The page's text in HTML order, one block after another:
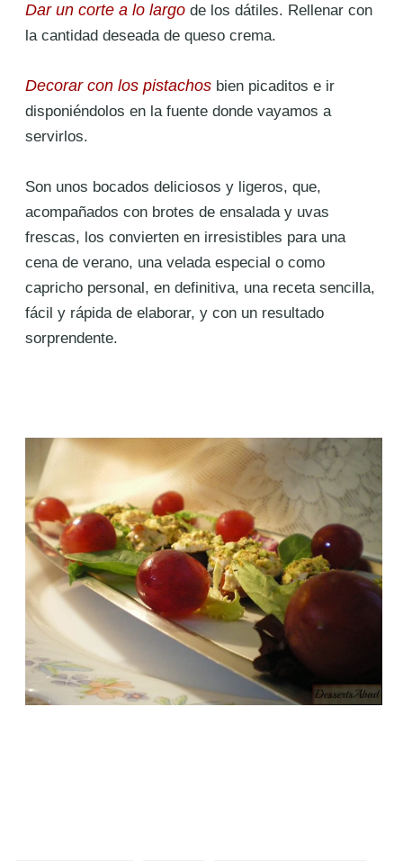
Dar un corte a lo largo de los dátiles. Rellenar con
la cantidad deseada de queso crema.
Decorar con los pistachos bien picaditos e ir
disponiéndolos en la fuente donde vayamos a
servirlos.
Son unos bocados deliciosos y ligeros, que,
acompañados con brotes de ensalada y uvas
frescas, los convierten en irresistibles para una
cena de verano, una velada especial o como
capricho personal, en definitiva, una receta sencilla,
fácil y rápida de elaborar, y con un resultado
sorprendente.